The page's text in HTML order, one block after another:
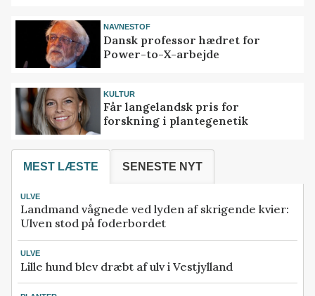
NAVNESTOF
Dansk professor hædret for
Power-to-X-arbejde
KULTUR
Får langelandsk pris for
forskning i plantegenetik
MEST LÆSTE SENESTE NYT
ULVE
Landmand vågnede ved lyden af skrigende kvier:
Ulven stod på foderbordet
ULVE
Lille hund blev dræbt af ulv i Vestjylland